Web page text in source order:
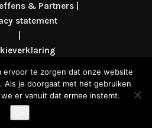
& Partners |
statement
voorwaarden
|
ervoor te zorgen dat onze website
Als je doorgaat met het gebruiken
er vanuit dat ermee instemt.